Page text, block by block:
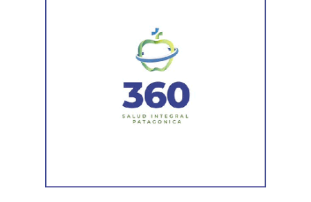
La Agencia de Recaudación y Control Aduanero sumó
más piezas. Según la sentencia,
el progenitor aparecía
registrado como socio, gerente o administrador en
distintas firmas. A esa información se agregó un